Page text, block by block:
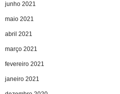
junho 2021
maio 2021
abril 2021
março 2021
fevereiro 2021
janeiro 2021